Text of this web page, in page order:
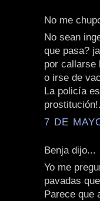
No me
No sean
que pasa?
por callarse
o irse de
La policía
prostitución!.
7 DE
Benja dijo...
Yo me
pavadas
Parece que